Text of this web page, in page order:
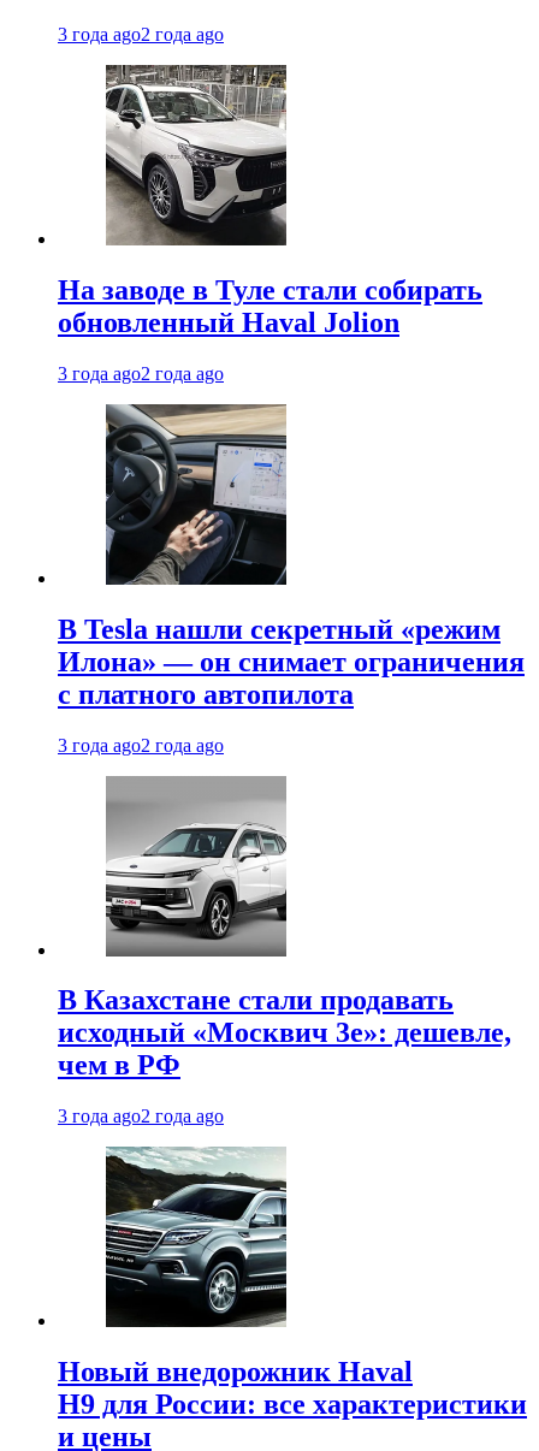
3 года ago2 года ago
На заводе в Туле стали собирать
обновленный Haval Jolion
3 года ago2 года ago
В Tesla нашли секретный «режим
Илона» — он снимает ограничения
с платного автопилота
3 года ago2 года ago
В Казахстане стали продавать
исходный «Москвич 3e»: дешевле,
чем в РФ
3 года ago2 года ago
Новый внедорожник Haval
H9 для России: все характеристики
и цены